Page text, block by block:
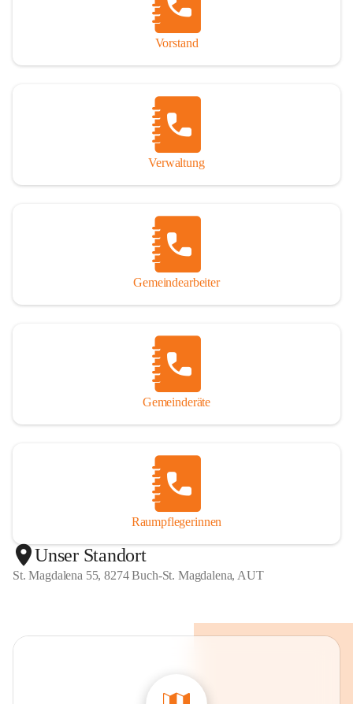
Vorstand
Verwaltung
Gemeindearbeiter
Gemeinderäte
Raumpflegerinnen
Unser Standort
St. Magdalena 55, 8274 Buch-St. Magdalena, AUT